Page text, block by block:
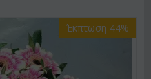
Έκπτωση 44%